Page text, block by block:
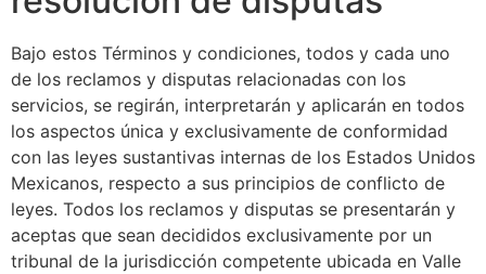
Bajo estos Términos y condiciones, todos y cada uno
de los reclamos y disputas relacionadas con los
servicios, se regirán, interpretarán y aplicarán en todos
los aspectos única y exclusivamente de conformidad
con las leyes sustantivas internas de los Estados Unidos
Mexicanos, respecto a sus principios de conflicto de
leyes. Todos los reclamos y disputas se presentarán y
aceptas que sean decididos exclusivamente por un
tribunal de la jurisdicción competente ubicada en Valle